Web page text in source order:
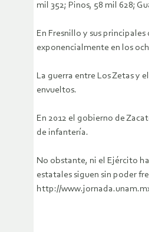
mil 352; Pinos, 58 mil 628;
En Fresnillo y sus
exponencialmente en los
La guerra entre Los Zetas y
envueltos.
En 2012 el gobierno de
de infantería.
No obstante, ni el Ejército
estatales siguen sin poder
http://